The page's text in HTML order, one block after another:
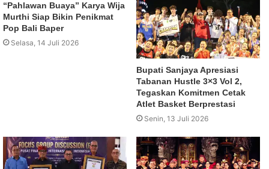
“Pahlawan Buaya” Karya Wija
Murthi Siap Bikin Penikmat
Pop Bali Baper
Selasa, 14 Juli 2026
Bupati Sanjaya Apresiasi
Tabanan Hustle 3×3 Vol 2,
Tegaskan Komitmen Cetak
Atlet Basket Berprestasi
Senin, 13 Juli 2026